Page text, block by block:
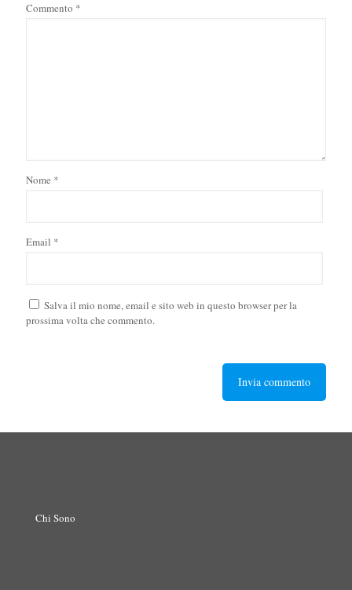
Commento *
Nome *
Email *
Salva il mio nome, email e sito web in questo browser per la
prossima volta che commento.
Chi Sono